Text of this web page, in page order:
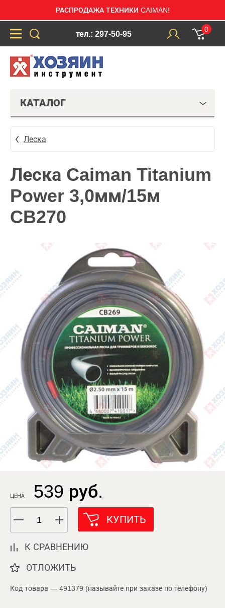
РАСПРОДАЖА ТЕХНИКИ CAIMAN!
тел.: 297-50-95
0
КАТАЛОГ
Леска
Леска Caiman Titanium
Power 3,0мм/15м
CB270
ЦЕНА 539 руб.
КУПИТЬ
К СРАВНЕНИЮ
ОТЛОЖИТЬ
Код товара — 491379 (называйте при заказе по телефону)